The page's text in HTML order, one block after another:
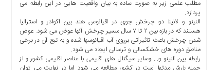
اخبار
سایت
ارتباط
برگه
مطلب علمی زیر به صورت ساده به بیان واقعیت هایی در این رابطه می
پردازد.
النینو و لانینا دو چرخش جوی در اقیانوس هند بین اکوادر و استرالیا
هستند که در بازه بین ۲ تا ۷ سال مسیر چرخش آنها عوض می شود. عوض
شدن چرخش باعث تاثیراتی برروی آب اقیانوسها شده و به تبع آن در برخی
مناطق دوره های خشکسالی و ترسالی ایجاد می شود.
رابطه بین النینو و… وسایر سیگنال های اقلیمی با عناصر اقلیمی کشور و از